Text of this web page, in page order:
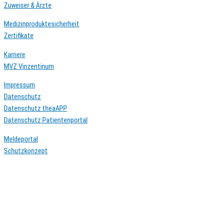
Zuweiser & Ärzte
Medizinproduktesicherheit
Zertifikate
Karriere
MVZ Vinzentinum
Impressum
Datenschutz
Datenschutz theaAPP
Datenschutz Patientenportal
Meldeportal
Schutzkonzept